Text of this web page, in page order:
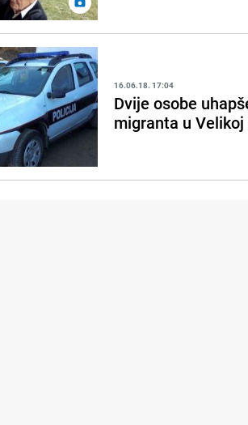
16.06.18. 17:04
Dvije osobe
migranta u